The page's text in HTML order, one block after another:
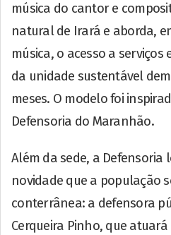
música do cantor e
natural de Irará e aborda,
música, o acesso a serviços
da unidade sustentável
meses. O modelo foi
Defensoria do Maranhão.
Além da sede, a Defensoria
novidade que a população
conterrânea: a defensora
Cerqueira Pinho, que